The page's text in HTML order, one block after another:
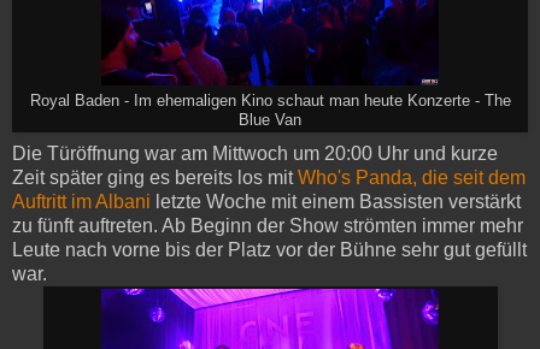
Royal Baden - Im ehemaligen Kino schaut man heute Konzerte - The
Blue Van
Die Türöffnung war am Mittwoch um 20:00 Uhr und kurze
Zeit später ging es bereits los mitWho's Panda, die seit dem
Auftritt im Albani letzte Woche mit einem Bassisten verstärkt
zu fünft auftreten. Ab Beginn der Show strömten immer mehr
Leute nach vorne bis der Platz vor der Bühne sehr gut gefüllt
war.